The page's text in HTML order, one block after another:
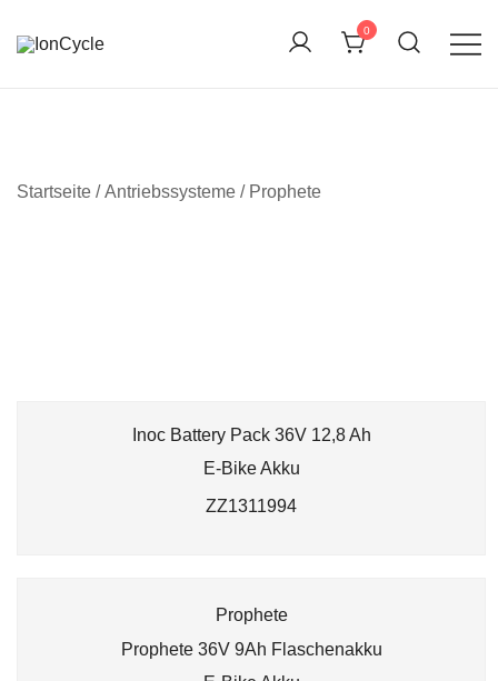
0
Startseite / Antriebssysteme / Prophete
Inoc Battery Pack 36V 12,8 Ah
E-Bike Akku
ZZ1311994
Prophete
Prophete 36V 9Ah Flaschenakku